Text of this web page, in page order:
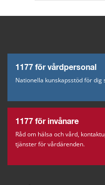
1177 för vårdpersonal
Nationella kunskapsstöd för
1177 för invånare
Råd om hälsa och vård,
tjänster för vårdärenden.